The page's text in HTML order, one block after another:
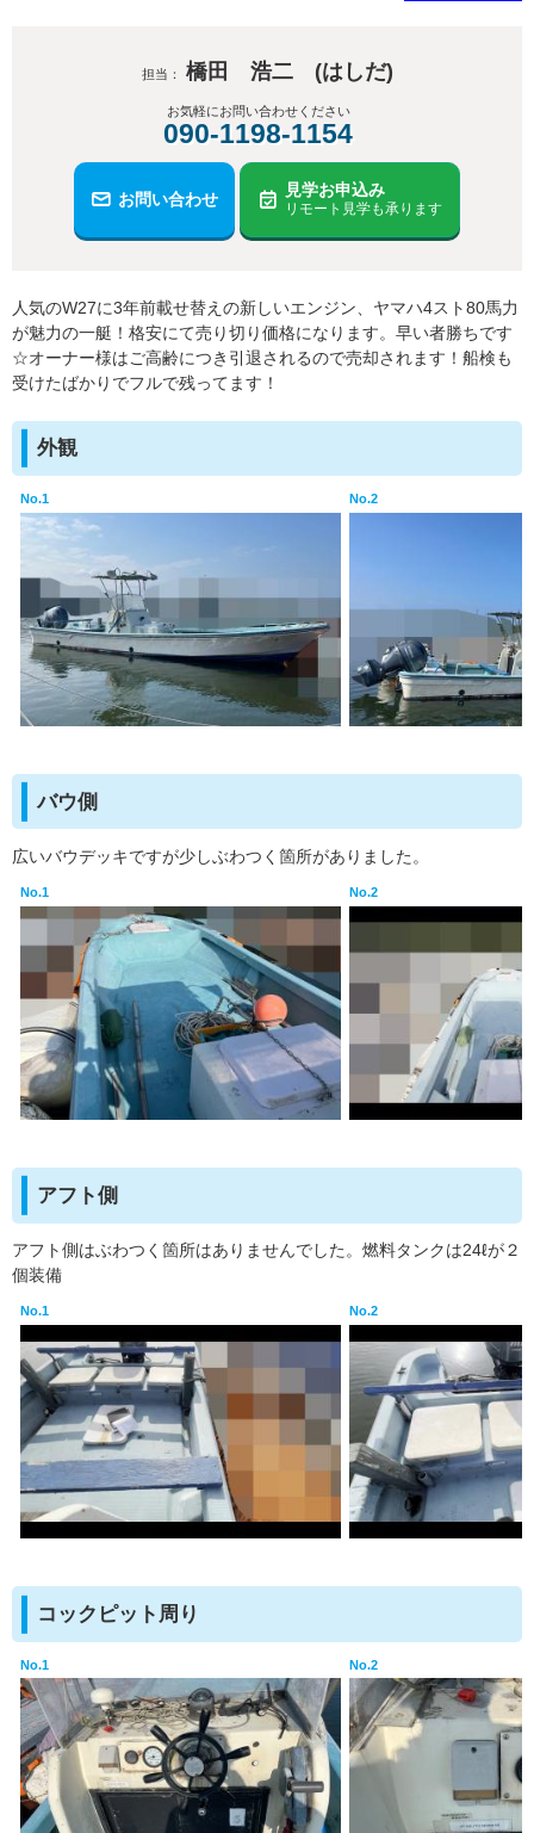
担当： 橋田 浩二 (はしだ)
お気軽にお問い合わせください
090-1198-1154
お問い合わせ 見学お申込み
リモート見学も承ります
人気のW27に3年前載せ替えの新しいエンジン、ヤマハ4スト80馬力
が魅力の一艇！格安にて売り切り価格になります。早い者勝ちです
☆オーナー様はご高齢につき引退されるので売却されます！船検も
受けたばかりでフルで残ってます！
外観
No.1 No.2
バウ側
広いバウデッキですが少しぶわつく箇所がありました。
No.1 No.2
アフト側
アフト側はぶわつく箇所はありませんでした。燃料タンクは24ℓが２
個装備
No.1 No.2
コックピット周り
No.1 No.2